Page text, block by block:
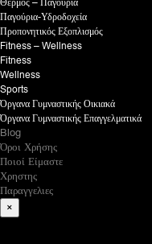
Παγούρια-Υδροδοχεία
Προπονητικός Εξοπλισμός
Fitness – Wellness
Fitness
Wellness
Sports
Όργανα Γυμναστικής Οικιακά
Όργανα Γυμναστικής Επαγγελματικά
Blog
Όροι Χρήσης
Ποιοί Είμαστε
Χρηστης
Παραγγελιες
×